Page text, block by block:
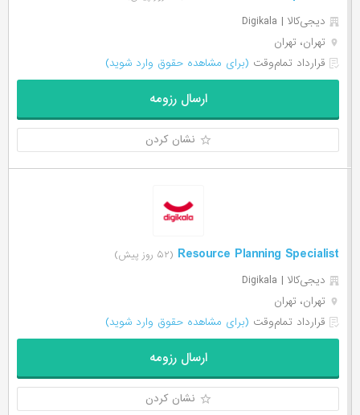
دیجی‌‌کالا | Digikala
تهران، تهران
قرارداد تمام‌وقت (برای مشاهده حقوق وارد شوید)
ارسال رزومه
نشان کردن
Resource Planning Specialist (۵۲ روز پیش)
دیجی‌‌کالا | Digikala
تهران، تهران
قرارداد تمام‌وقت (برای مشاهده حقوق وارد شوید)
ارسال رزومه
نشان کردن